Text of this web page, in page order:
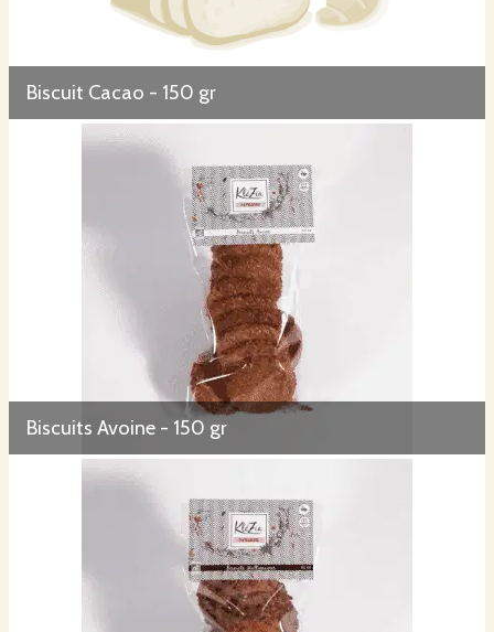
Biscuit Cacao - 150 gr
Biscuits Avoine - 150 gr